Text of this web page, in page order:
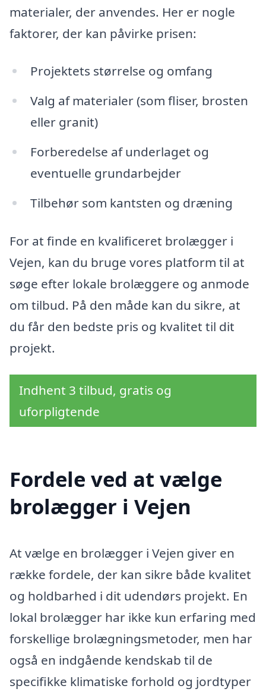
materialer, der anvendes. Her er nogle
faktorer, der kan påvirke prisen:
Projektets størrelse og omfang
Valg af materialer (som fliser, brosten
eller granit)
Forberedelse af underlaget og
eventuelle grundarbejder
Tilbehør som kantsten og dræning
For at finde en kvalificeret brolægger i
Vejen, kan du bruge vores platform til at
søge efter lokale brolæggere og anmode
om tilbud. På den måde kan du sikre, at
du får den bedste pris og kvalitet til dit
projekt.
Indhent 3 tilbud, gratis og
uforpligtende
Fordele ved at vælge
brolægger i Vejen
At vælge en brolægger i Vejen giver en
række fordele, der kan sikre både kvalitet
og holdbarhed i dit udendørs projekt. En
lokal brolægger har ikke kun erfaring med
forskellige brolægningsmetoder, men har
også en indgående kendskab til de
specifikke klimatiske forhold og jordtyper